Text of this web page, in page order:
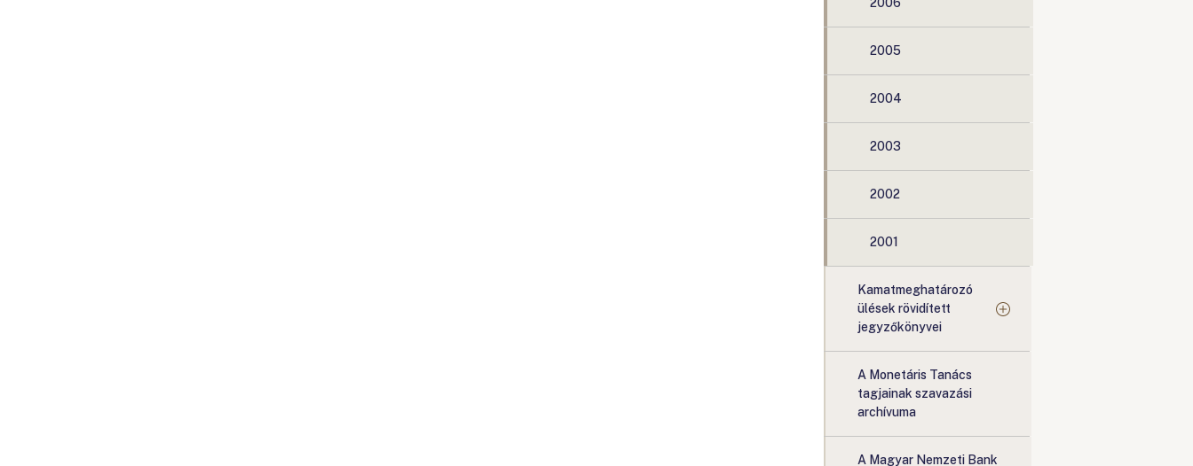
2005
2004
2003
2002
2001
Kamatmeghatározó
ülések rövidített
jegyzőkönyvei
A Monetáris Tanács
tagjainak szavazási
archívuma
A Magyar Nemzeti Bank